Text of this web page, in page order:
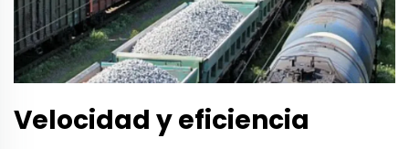
Velocidad y eficiencia